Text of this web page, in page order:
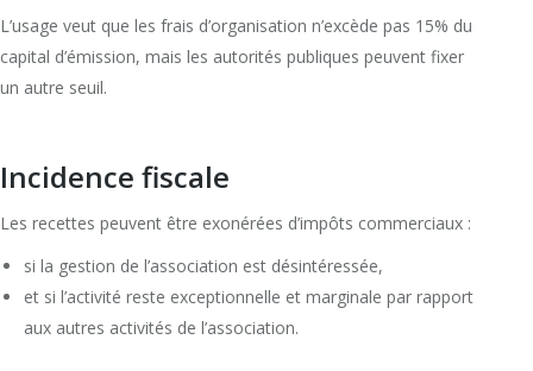
L’usage veut que les frais d’organisation n’excède pas 15% du
capital d’émission, mais les autorités publiques peuvent fixer
un autre seuil.
Incidence fiscale
Les recettes peuvent être exonérées d’impôts commerciaux :
si la gestion de l’association est désintéressée,
et si l’activité reste exceptionnelle et marginale par rapport
aux autres activités de l’association.